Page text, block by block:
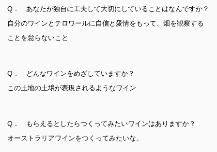
Q． あなたが独自に工夫して大切にしていることはなんですか？
自分のワインとテロワールに自信と愛情をもって、畑を観察する
ことを怠らないこと
Q． どんなワインをめざしていますか？
この土地の土壌が表現されるようなワイン
Q． もらえるとしたらつくってみたいワインはありますか？
オーストラリアワインをつくってみたいな。